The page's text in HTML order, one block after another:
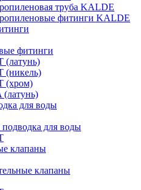
труба KALDE
фитинги KALDE
фитинги
(латунь)
(никель)
(хром)
для воды
подводка для воды
клапаны
клапаны